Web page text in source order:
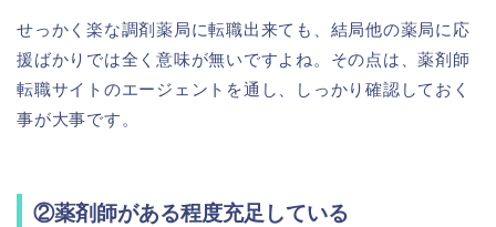
せっかく楽な調剤薬局に転職出来ても、結局他の薬局に応
援ばかりでは全く意味が無いですよね。その点は、薬剤師
転職サイトのエージェントを通し、しっかり確認しておく
事が大事です。
②薬剤師がある程度充足している